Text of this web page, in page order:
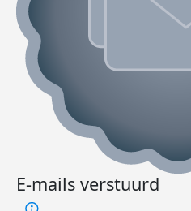
E-mails verstuurd